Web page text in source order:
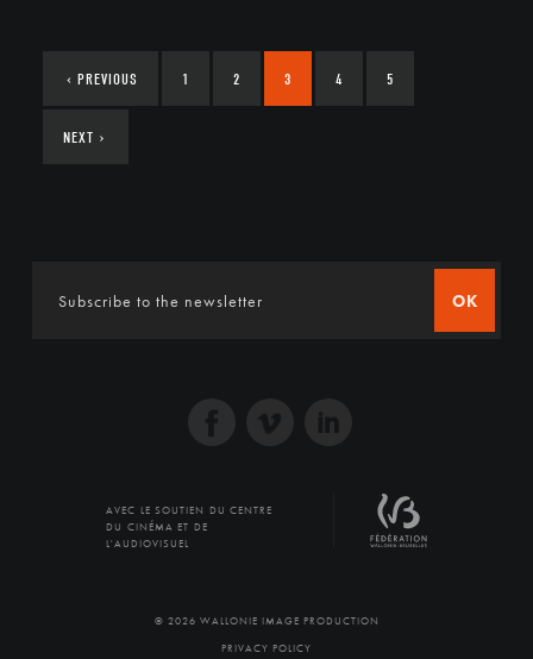
‹ PREVIOUS 1 2 3 4 5
NEXT ›
OK
AVEC LE SOUTIEN DU CENTRE
DU CINÉMA ET DE
L'AUDIOVISUEL
© 2026 WALLONIE IMAGE PRODUCTION
PRIVACY POLICY